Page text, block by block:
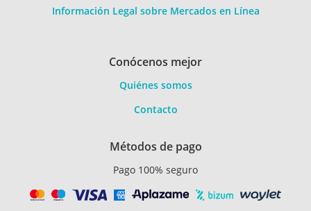
Información Legal sobre Mercados en Línea
Conócenos mejor
Quiénes somos
Contacto
Métodos de pago
Pago 100% seguro